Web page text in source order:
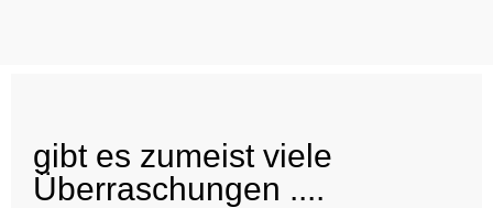
gibt es zumeist viele
Überraschungen ....